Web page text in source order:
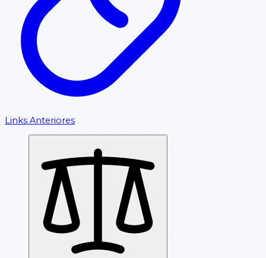
Links Anteriores